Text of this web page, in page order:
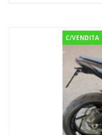
C/VENDITA